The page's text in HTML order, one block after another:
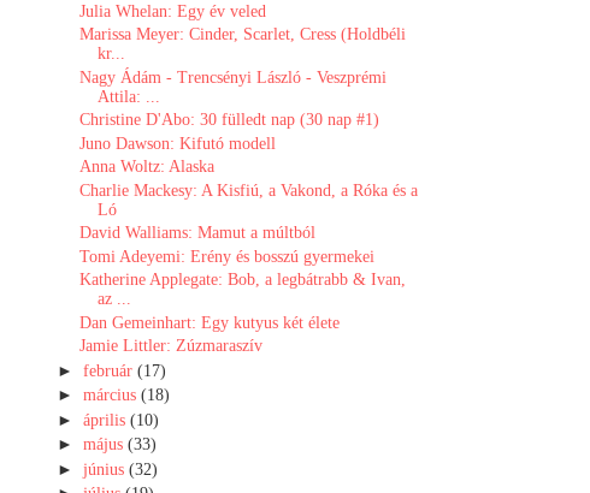
Julia Whelan: Egy év veled
Marissa Meyer: Cinder, Scarlet, Cress (Holdbéli
kr...
Nagy Ádám - Trencsényi László - Veszprémi
Attila: ...
Christine D'Abo: 30 fülledt nap (30 nap #1)
Juno Dawson: Kifutó modell
Anna Woltz: Alaska
Charlie Mackesy: A ​Kisfiú, a Vakond, a Róka és a
Ló
David Walliams: Mamut ​a múltból
Tomi Adeyemi: Erény ​és bosszú gyermekei
Katherine Applegate: Bob, a legbátrabb & Ivan,
az ...
Dan Gemeinhart: Egy ​kutyus két élete
Jamie Littler: Zúzmaraszív
►február(17)
►március(18)
►április(10)
►május(33)
►június(32)